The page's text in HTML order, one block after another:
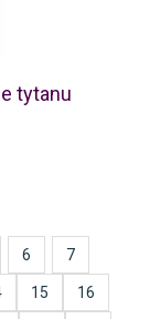
tytanu
6 7
15 16